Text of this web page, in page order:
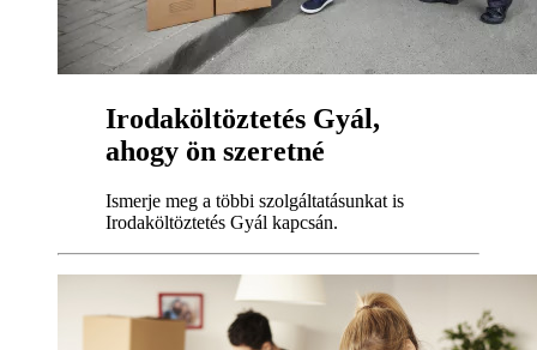
Irodaköltöztetés Gyál,
ahogy ön szeretné
Ismerje meg a többi szolgáltatásunkat is
Irodaköltöztetés Gyál kapcsán.